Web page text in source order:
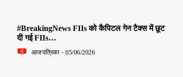
#BreakingNews FIIs को कैपिटल गेन टैक्स में छूट
दी गई FIIs…
आज पत्रिका - 05/06/2026